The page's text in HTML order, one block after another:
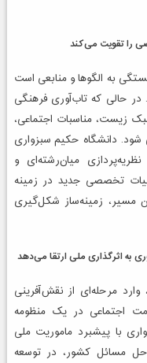
به الگوها و منابعی است
در حالی که تاب‌آوری فرهنگی
سبک زیست، مناسبات اجتماعی،
شود. دانشگاه حکیم سبزواری
میان‌رشته‌ای و
تخصصی جدید در زمینه
مسیر، زمینه‌ساز شکل‌گیری
مرحله‌ای از نقش‌آفرینی
اجتماعی در یک منظومه
با پیشبرد ماموریت ملی
مسائل کشور، در توسعه